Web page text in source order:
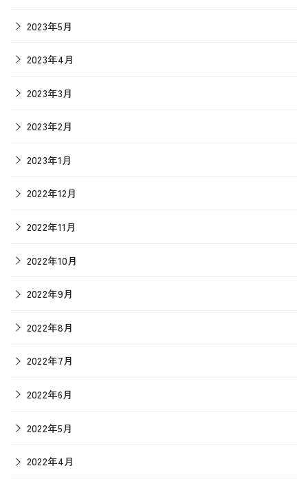
2023年5月
2023年4月
2023年3月
2023年2月
2023年1月
2022年12月
2022年11月
2022年10月
2022年9月
2022年8月
2022年7月
2022年6月
2022年5月
2022年4月